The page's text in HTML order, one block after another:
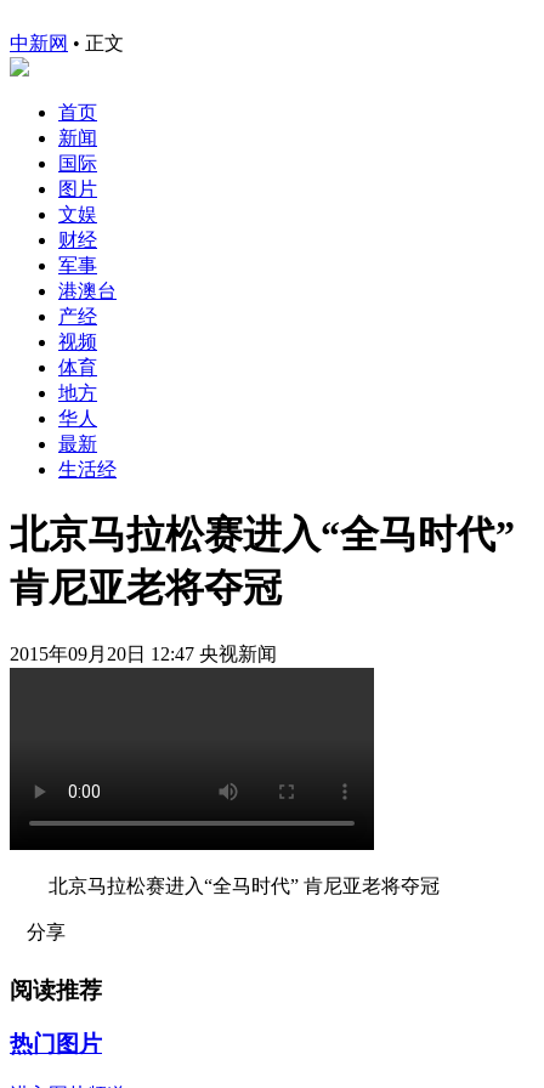
中新网 • 正文
首页
新闻
国际
图片
文娱
财经
军事
港澳台
产经
视频
体育
地方
华人
最新
生活经
北京马拉松赛进入“全马时代”
肯尼亚老将夺冠
2015年09月20日 12:47 央视新闻
北京马拉松赛进入“全马时代” 肯尼亚老将夺冠
分享
阅读推荐
热门图片